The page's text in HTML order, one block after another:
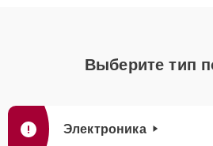
Выберите тип
Электроника